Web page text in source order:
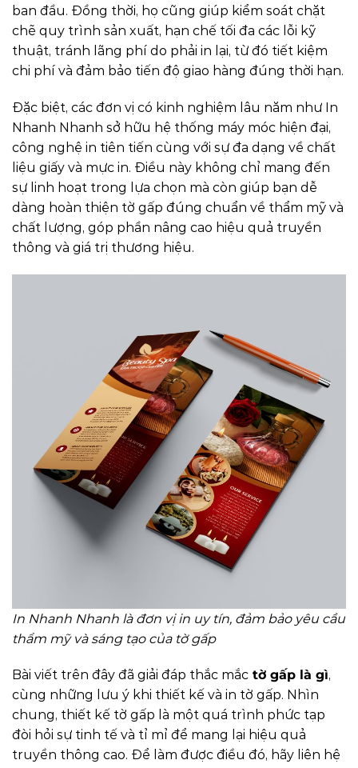
ban đầu. Đồng thời, họ cũng giúp kiểm soát chặt
chẽ quy trình sản xuất, hạn chế tối đa các lỗi kỹ
thuật, tránh lãng phí do phải in lại, từ đó tiết kiệm
chi phí và đảm bảo tiến độ giao hàng đúng thời hạn.
Đặc biệt, các đơn vị có kinh nghiệm lâu năm như In
Nhanh Nhanh sở hữu hệ thống máy móc hiện đại,
công nghệ in tiên tiến cùng với sự đa dạng về chất
liệu giấy và mực in. Điều này không chỉ mang đến
sự linh hoạt trong lựa chọn mà còn giúp bạn dễ
dàng hoàn thiện tờ gấp đúng chuẩn về thẩm mỹ và
chất lượng, góp phần nâng cao hiệu quả truyền
thông và giá trị thương hiệu.
In Nhanh Nhanh là đơn vị in uy tín, đảm bảo yêu cầu
thẩm mỹ và sáng tạo của tờ gấp
Bài viết trên đây đã giải đáp thắc mắc tờ gấp là gì,
cùng những lưu ý khi thiết kế và in tờ gấp. Nhìn
chung, thiết kế tờ gấp là một quá trình phức tạp
đòi hỏi sự tinh tế và tỉ mỉ để mang lại hiệu quả
truyền thông cao. Để làm được điều đó, hãy liên hệ